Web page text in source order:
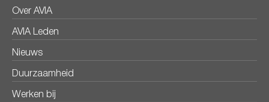
Over AVIA
AVIA Leden
Nieuws
Duurzaamheid
Werken bij